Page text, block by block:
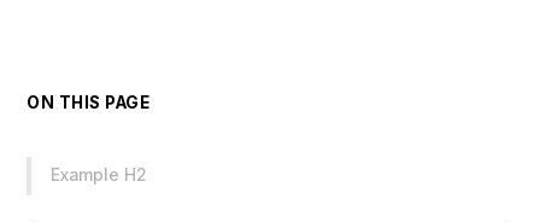
ON THIS PAGE
Example H2